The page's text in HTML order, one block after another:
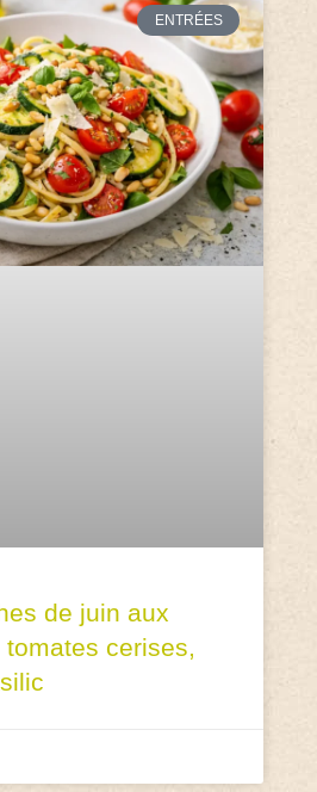
ENTRÉES
de juin aux
cerises,